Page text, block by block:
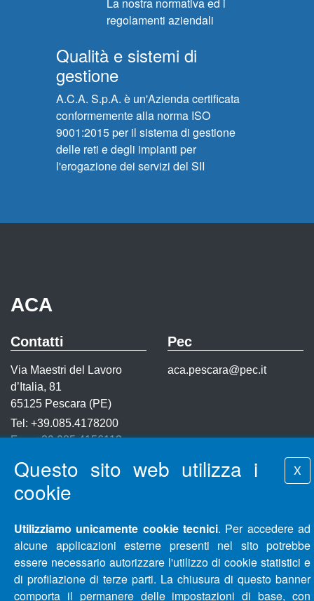
regolamenti aziendali
Qualità e sistemi di
gestione
A.C.A. S.p.A. è un'Azienda certificata
conformemente alla norma ISO
9001:2015 per il sistema di gestione
delle reti e degli impianti per
l'erogazione dei servizi del SII
Questo sito web utilizza i
cookie
X
Utilizziamo unicamente cookie tecnici. Per accedere ad
alcune applicazioni esterne presenti nel sito potrebbe
essere necessario autorizzare l'utilizzo di cookie statistici e
di profilazione di terze parti. La chiusura di questo banner
comporta il permanere delle impostazioni di base, con
ACA
Contatti
Via Maestri del Lavoro
d’Italia, 81
65125 Pescara (PE)
Tel: +39.085.4178200
Fax: +39.085.4156113
P.IVA 01318460688
Pec
aca.pescara@pec.it
Mappa del sito Accessibilità
Privacy e cookie
policy
Note legali Whistlebowing